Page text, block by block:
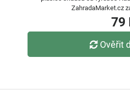
ZahradaMarket.cz
79
Ověřit